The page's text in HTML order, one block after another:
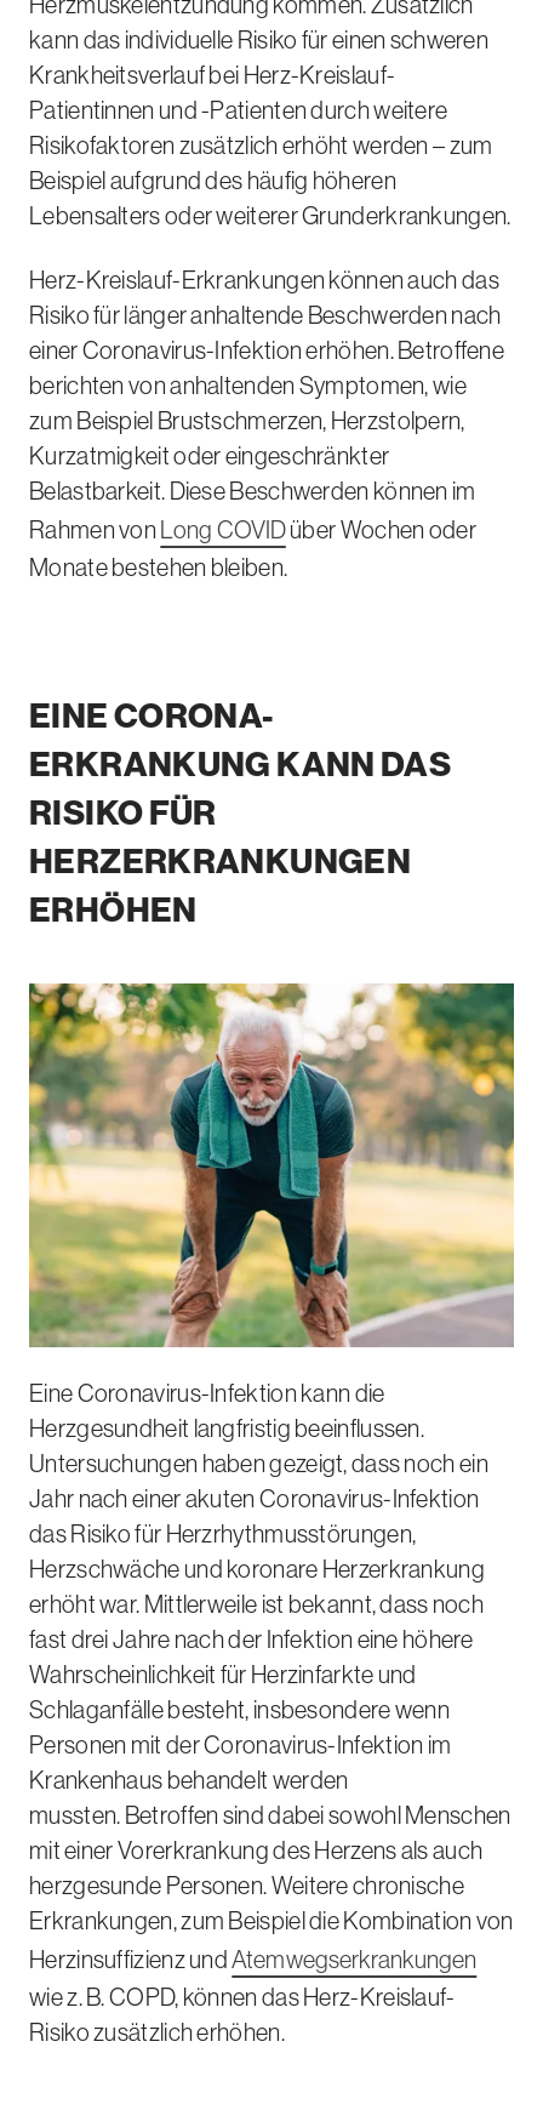
kann das individuelle Risiko für einen schweren
Krankheitsverlauf bei Herz-Kreislauf-
Patientinnen und -Patienten durch weitere
Risikofaktoren zusätzlich erhöht werden – zum
Beispiel aufgrund des häufig höheren
Lebensalters oder weiterer Grunderkrankungen.
Herz-Kreislauf-Erkrankungen können auch das
Risiko für länger anhaltende Beschwerden nach
einer Coronavirus-Infektion erhöhen. Betroffene
berichten von anhaltenden Symptomen, wie
zum Beispiel Brustschmerzen, Herzstolpern,
Kurzatmigkeit oder eingeschränkter
Belastbarkeit. Diese Beschwerden können im
Rahmen von Long COVIDüber Wochen oder
Monate bestehen bleiben.
EINE CORONA-
ERKRANKUNG KANN DAS
RISIKO FÜR
HERZERKRANKUNGEN
ERHÖHEN
Eine Coronavirus-Infektion kann die
Herzgesundheit langfristig beeinflussen.
Untersuchungen haben gezeigt, dass noch ein
Jahr nach einer akuten Coronavirus-Infektion
das Risiko für Herzrhythmusstörungen,
Herzschwäche und koronare Herzerkrankung
erhöht war. Mittlerweile ist bekannt, dass noch
fast drei Jahre nach der Infektion eine höhere
Wahrscheinlichkeit für Herzinfarkte und
Schlaganfälle besteht, insbesondere wenn
Personen mit der Coronavirus-Infektion im
Krankenhaus behandelt werden
mussten. Betroffen sind dabei sowohl Menschen
mit einer Vorerkrankung des Herzens als auch
herzgesunde Personen. Weitere chronische
Erkrankungen, zum Beispiel die Kombination von
Herzinsuffizienz undAtemwegserkrankungen
wiez. B.COPD, können das Herz-Kreislauf-
Risiko zusätzlich erhöhen.